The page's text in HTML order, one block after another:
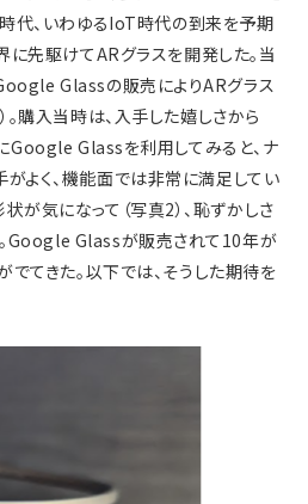
代、いわゆるIoT時代の到来を予期
に先駆けてARグラスを開発した。当
Glassの販売によりARグラス
購入当時は、入手した嬉しさから
Glassを利用してみると、ナ
よく、機能面では非常に満足してい
が気になって（写真2）、恥ずかしさ
。Google Glassが販売されて10年が
てきた。以下では、そうした期待を